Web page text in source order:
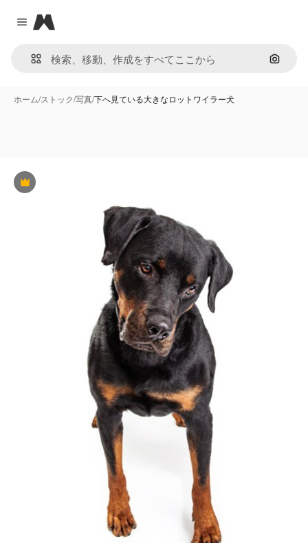
Close menu
Magnific
画像で
ホーム/ストック/写真/下へ見ている大きなロットワイラー犬
Premium